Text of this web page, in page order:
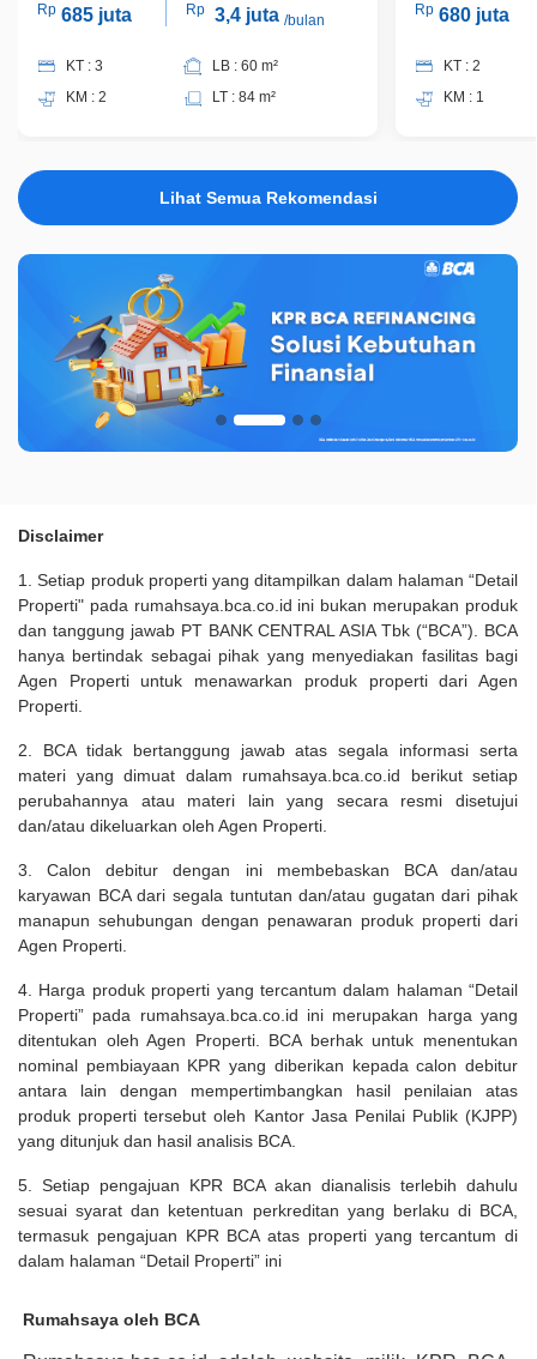
Rp 685 juta
Rp 3,4 juta /bulan
KT : 3
KM : 2
LB : 60 m²
LT : 84 m²
Rp 680 juta
KT : 2
KM : 1
Lihat Semua Rekomendasi
Disclaimer
1. Setiap produk properti yang ditampilkan dalam halaman “Detail
Properti" pada rumahsaya.bca.co.id ini bukan merupakan produk
dan tanggung jawab PT BANK CENTRAL ASIA Tbk (“BCA”). BCA
hanya bertindak sebagai pihak yang menyediakan fasilitas bagi
Agen Properti untuk menawarkan produk properti dari Agen
Properti.
2. BCA tidak bertanggung jawab atas segala informasi serta
materi yang dimuat dalam rumahsaya.bca.co.id berikut setiap
perubahannya atau materi lain yang secara resmi disetujui
dan/atau dikeluarkan oleh Agen Properti.
3. Calon debitur dengan ini membebaskan BCA dan/atau
karyawan BCA dari segala tuntutan dan/atau gugatan dari pihak
manapun sehubungan dengan penawaran produk properti dari
Agen Properti.
4. Harga produk properti yang tercantum dalam halaman “Detail
Properti” pada rumahsaya.bca.co.id ini merupakan harga yang
ditentukan oleh Agen Properti. BCA berhak untuk menentukan
nominal pembiayaan KPR yang diberikan kepada calon debitur
antara lain dengan mempertimbangkan hasil penilaian atas
produk properti tersebut oleh Kantor Jasa Penilai Publik (KJPP)
yang ditunjuk dan hasil analisis BCA.
5. Setiap pengajuan KPR BCA akan dianalisis terlebih dahulu
sesuai syarat dan ketentuan perkreditan yang berlaku di BCA,
termasuk pengajuan KPR BCA atas properti yang tercantum di
dalam halaman “Detail Properti” ini
Rumahsaya oleh BCA